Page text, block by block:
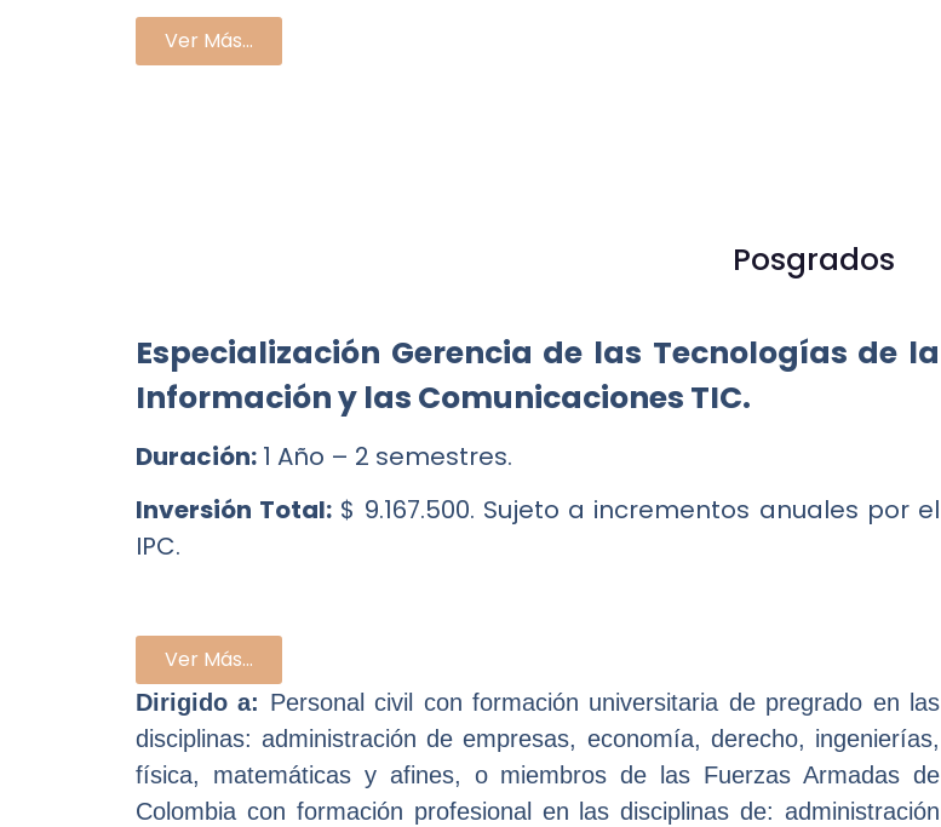
Ver Más...
Posgrados
Especialización Gerencia de las Tecnologías de la
Información y las Comunicaciones TIC.
Duración: 1 Año – 2 semestres.
Inversión Total: $ 9.167.500. Sujeto a incrementos anuales por el
IPC.
Ver Más...
Dirigido a: Personal civil con formación universitaria de pregrado en las
disciplinas: administración de empresas, economía, derecho, ingenierías,
física, matemáticas y afines, o miembros de las Fuerzas Armadas de
Colombia con formación profesional en las disciplinas de: administración